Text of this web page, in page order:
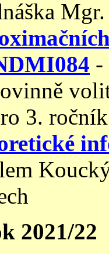
-
3. ročník
2021/22